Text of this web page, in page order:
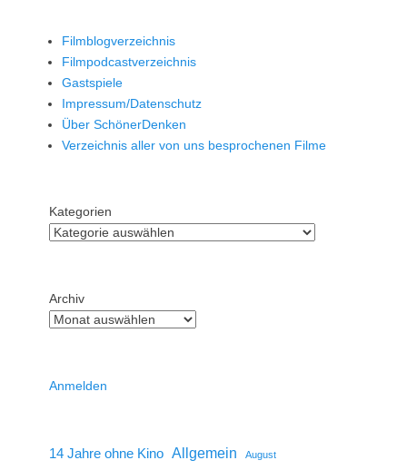
Filmblogverzeichnis
Filmpodcastverzeichnis
Gastspiele
Impressum/Datenschutz
Über SchönerDenken
Verzeichnis aller von uns besprochenen Filme
Kategorien
Archiv
Anmelden
14 Jahre ohne Kino Allgemein August